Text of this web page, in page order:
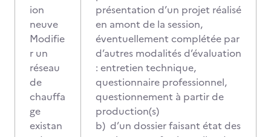
ion
neuve
Modifie
r un
réseau
de
chauffa
ge
existan
présentation d’un projet réalisé
en amont de la session,
éventuellement complétée par
d’autres modalités d’évaluation
: entretien technique,
questionnaire professionnel,
questionnement à partir de
production(s)
b) d’un dossier faisant état des